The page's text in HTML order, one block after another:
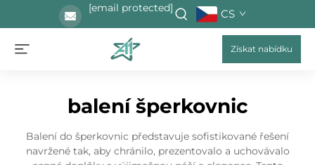
[email protected] CS
Získat nabídku
balení šperkovnic
Balení do šperkovnic představuje sofistikované řešení
navržené tak, aby chránilo, prezentovalo a uchovávalo